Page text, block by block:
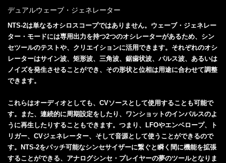
デュアルウェーブ・ジェネレーター
NTS-2は単なるオシロスコープではありません。ウェーブ・ジェネレー
ター・モードには専用出力を持つ2つのオシレーターがあるため、シン
セツールのテストや、クリエイションに活用できます。それぞれのオシ
レーターはサイン波、矩形波、三角波、鋸歯状波、パルス波、あるいは
ノイズを発生させることができ、その形状と位相は用途に合わせて調整
できます。
これらはオーディオとしても、CVソースとして使用することも可能で
す。また、連続的に周期設定をしたり、ワンショットのインパルスのよ
うに再生したりすることもできます。つまり、LFOやエンベロープ、ト
リガー、CVジェネレーター、そして音源として使うことができるので
す。NTS-2をパッチ可能なシンセサイザーに繋ぐと瞬く間に機能を拡張
することができる、アナログシンセ・プレイヤーの夢のツールとなりま